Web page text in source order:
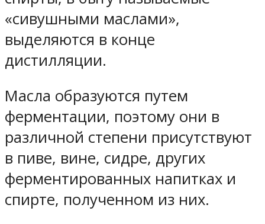
«сивушными маслами»,
выделяются в конце
дистилляции.
Масла образуются путем
ферментации, поэтому они в
различной степени присутствуют
в пиве, вине, сидре, других
ферментированных напитках и
спирте, полученном из них.